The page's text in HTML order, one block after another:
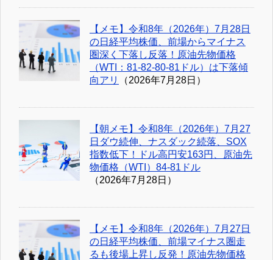
【メモ】令和8年（2026年）7月28日
の日経平均株価、前場からマイナス
圏深く下落し反落！原油先物価格
（WTI：81-82-80-81ドル）は下落傾
向アリ
（2026年7月28日）
【朝メモ】令和8年（2026年）7月27
日ダウ続伸、ナスダック続落、SOX
指数低下！ドル高円安163円、原油先
物価格（WTI）84-81ドル
（2026年7月28日）
【メモ】令和8年（2026年）7月27日
の日経平均株価、前場マイナス圏走
るも後場上昇し反発！原油先物価格